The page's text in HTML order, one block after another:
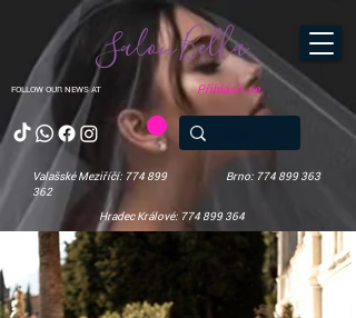
FOLLOW OUR NEWS AT
Salon Bella
Valašské Meziříčí: 774 899
362
Brno: 774 899 363
Hradec Králové: 774 899 364
Přihlásit se